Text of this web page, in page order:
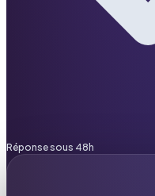
Réponse sous 48h